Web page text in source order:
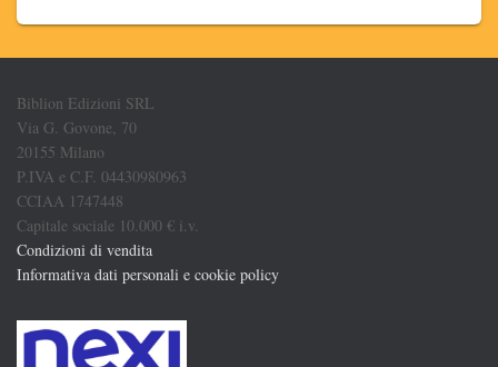
Biblion Edizioni SRL
Via G. Govone, 70
20155 Milano
P.IVA e C.F. 04430980963
CCIAA 1747448
Capitale sociale 10.000 € i.v.
Condizioni di vendita
Informativa dati personali e cookie policy